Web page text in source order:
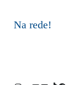
Na rede!